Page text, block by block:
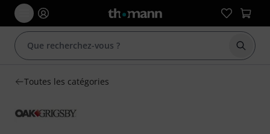
Toutes les catégories